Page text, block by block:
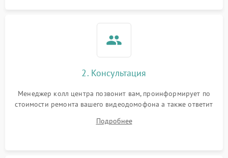
2. Консультация
Менеджер колл центра позвонит вам, проинформирует по
стоимости ремонта вашего видеодомофона а также ответит
Подробнее